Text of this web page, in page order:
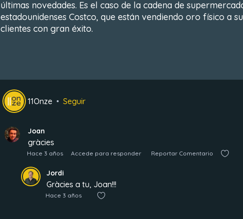
últimas novedades. Es el caso de la cadena de
estadounidenses Costco, que están vendiendo oro físico a
clientes con gran éxito.
11Onze Seguir
Joan
gràcies
Hace 3 años Accede para responder Reportar Comentario
Jordi
Gràcies a tu, Joan!!!
Hace 3 años